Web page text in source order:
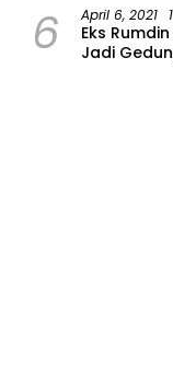
6 April 6, 2021
Eks
Jadi